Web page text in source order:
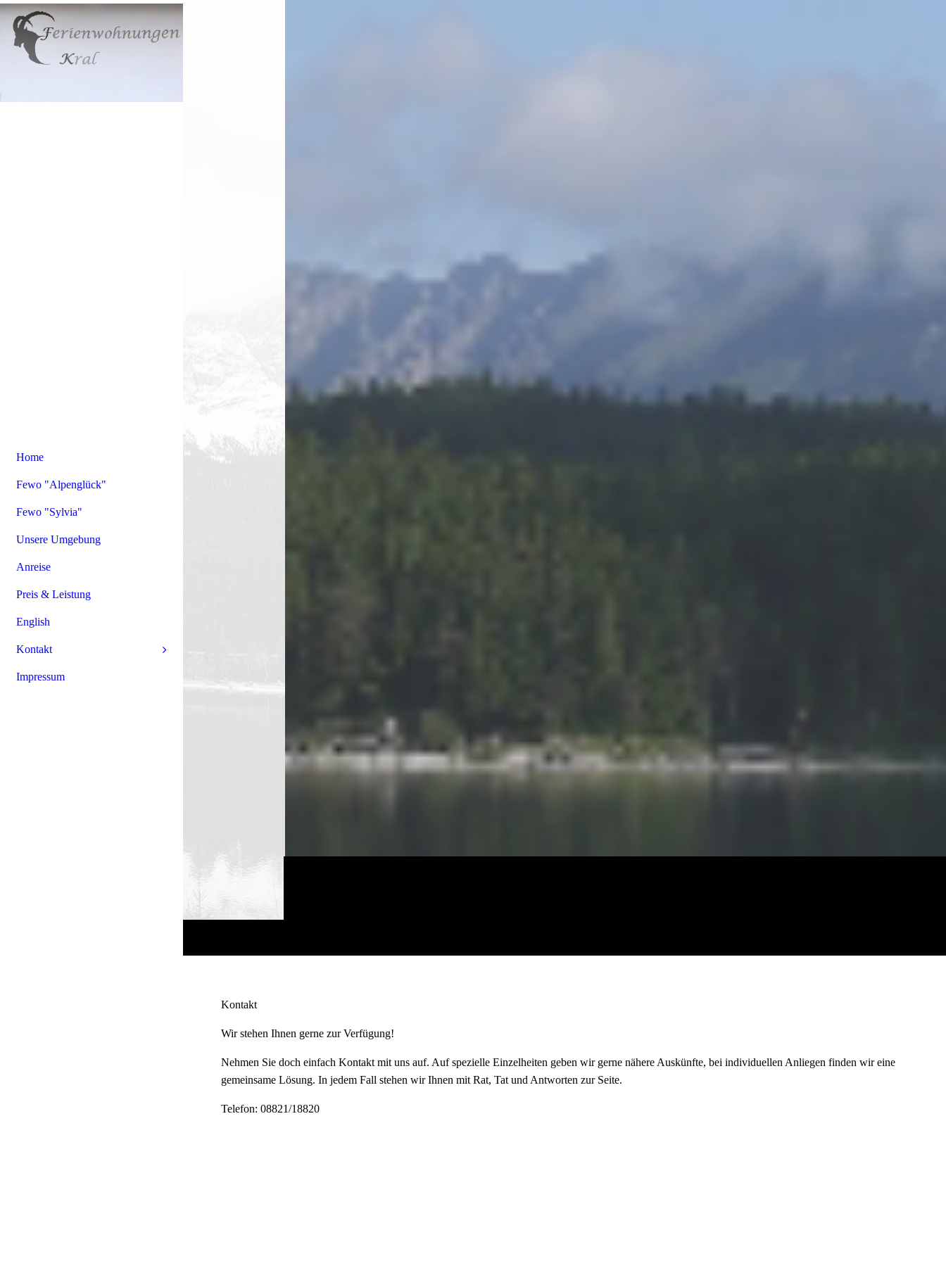
Kontakt
Wir stehen Ihnen gerne zur Verfügung!
Nehmen Sie doch einfach Kontakt mit uns auf. Auf spezielle Einzelheiten geben wir gerne nähere Auskünfte, bei individuellen Anliegen finden wir eine
gemeinsame Lösung. In jedem Fall stehen wir Ihnen mit Rat, Tat und Antworten zur Seite.
Telefon: 08821/18820
Home
Fewo "Alpenglück"
Fewo "Sylvia"
Unsere Umgebung
Anreise
Preis & Leistung
English
Kontakt
Impressum